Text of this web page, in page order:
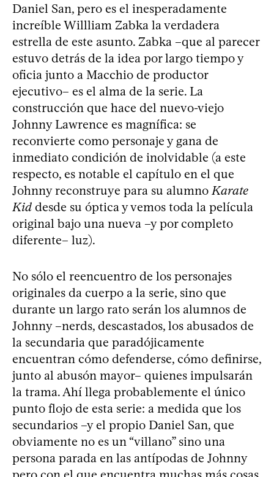
Daniel San, pero es el inesperadamente
increíble Willliam Zabka la verdadera
estrella de este asunto. Zabka –que al parecer
estuvo detrás de la idea por largo tiempo y
oficia junto a Macchio de productor
ejecutivo– es el alma de la serie. La
construcción que hace del nuevo-viejo
Johnny Lawrence es magnífica: se
reconvierte como personaje y gana de
inmediato condición de inolvidable (a este
respecto, es notable el capítulo en el que
Johnny reconstruye para su alumnoKarate
Kid desde su óptica y vemos toda la película
original bajo una nueva –y por completo
diferente– luz).
No sólo el reencuentro de los personajes
originales da cuerpo a la serie, sino que
durante un largo rato serán los alumnos de
Johnny –nerds, descastados, los abusados de
la secundaria que paradójicamente
encuentran cómo defenderse, cómo definirse,
junto al abusón mayor– quienes impulsarán
la trama. Ahí llega probablemente el único
punto flojo de esta serie: a medida que los
secundarios –y el propio Daniel San, que
obviamente no es un “villano” sino una
persona parada en las antípodas de Johnny